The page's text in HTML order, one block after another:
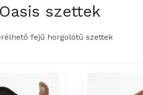
szettek
fejű horgolótű szettek